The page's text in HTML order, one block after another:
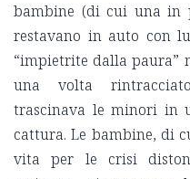
bambine (di cui una in
restavano in auto con
“impietrite dalla paura”
una volta
trascinava le minori in
cattura. Le bambine, di
vita per le crisi